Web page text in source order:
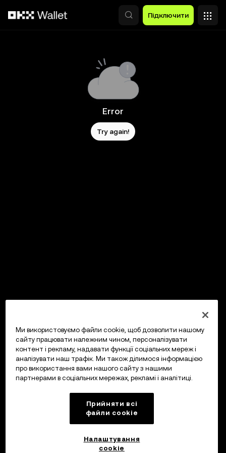
Підключити
Error
Try again!
Ми використовуємо файли cookie, щоб дозволити нашому
сайту працювати належним чином, персоналізувати
контент і рекламу, надавати функції соціальних мереж і
аналізувати наш трафік. Ми також ділимося інформацією
про використання вами нашого сайту з нашими
партнерами в соціальних мережах, рекламі і аналітиці.
Прийняти всі
файли сookie
Налаштування
cookie